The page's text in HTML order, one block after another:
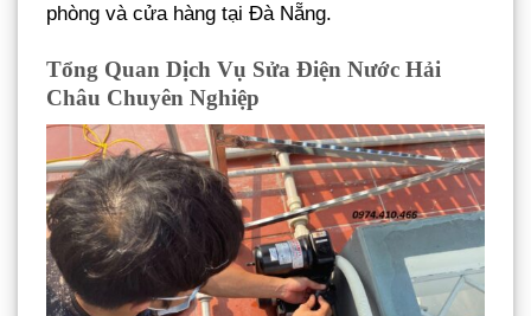
phòng và cửa hàng tại Đà Nẵng.
Tổng Quan Dịch Vụ Sửa Điện Nước Hải
Châu Chuyên Nghiệp